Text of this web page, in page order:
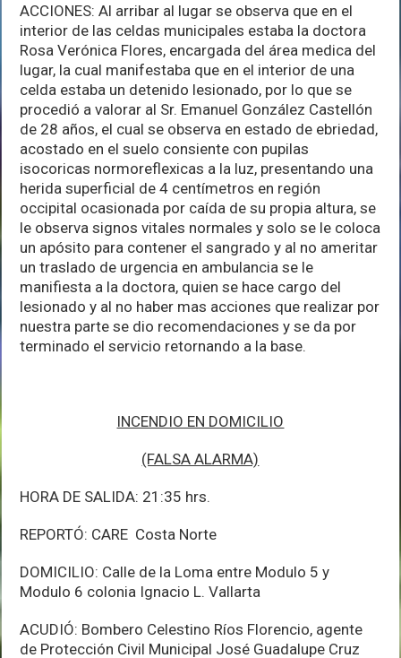
ACCIONES: Al arribar al lugar se observa que en el
interior de las celdas municipales estaba la doctora
Rosa Verónica Flores, encargada del área medica del
lugar, la cual manifestaba que en el interior de una
celda estaba un detenido lesionado, por lo que se
procedió a valorar al Sr. Emanuel González Castellón
de 28 años, el cual se observa en estado de ebriedad,
acostado en el suelo consiente con pupilas
isocoricas normoreflexicas a la luz, presentando una
herida superficial de 4 centímetros en región
occipital ocasionada por caída de su propia altura, se
le observa signos vitales normales y solo se le coloca
un apósito para contener el sangrado y al no ameritar
un traslado de urgencia en ambulancia se le
manifiesta a la doctora, quien se hace cargo del
lesionado y al no haber mas acciones que realizar por
nuestra parte se dio recomendaciones y se da por
terminado el servicio retornando a la base.
INCENDIO EN DOMICILIO
(FALSA ALARMA)
HORA DE SALIDA: 21:35 hrs.
REPORTÓ: CARE Costa Norte
DOMICILIO: Calle de la Loma entre Modulo 5 y
Modulo 6 colonia Ignacio L. Vallarta
ACUDIÓ: Bombero Celestino Ríos Florencio, agente
de Protección Civil Municipal José Guadalupe Cruz